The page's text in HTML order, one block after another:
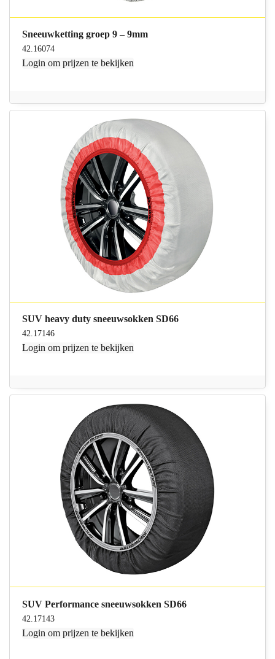
Sneeuwketting groep 9 – 9mm
42.16074
Login om prijzen te bekijken
SUV heavy duty sneeuwsokken SD66
42.17146
Login om prijzen te bekijken
SUV Performance sneeuwsokken SD66
42.17143
Login om prijzen te bekijken